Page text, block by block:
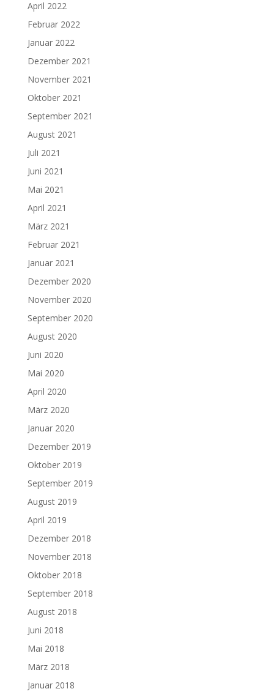
April 2022
Februar 2022
Januar 2022
Dezember 2021
November 2021
Oktober 2021
September 2021
August 2021
Juli 2021
Juni 2021
Mai 2021
April 2021
März 2021
Februar 2021
Januar 2021
Dezember 2020
November 2020
September 2020
August 2020
Juni 2020
Mai 2020
April 2020
März 2020
Januar 2020
Dezember 2019
Oktober 2019
September 2019
August 2019
April 2019
Dezember 2018
November 2018
Oktober 2018
September 2018
August 2018
Juni 2018
Mai 2018
März 2018
Januar 2018